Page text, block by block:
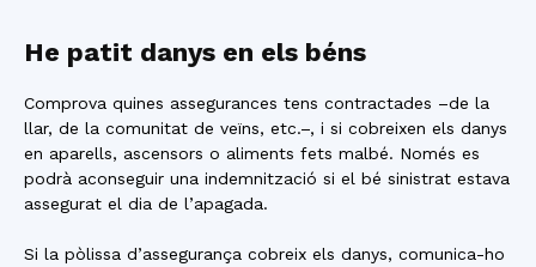
He patit danys en els béns
Comprova quines assegurances tens contractades –de la
llar, de la comunitat de veïns, etc.–, i si cobreixen els danys
en aparells, ascensors o aliments fets malbé. Només es
podrà aconseguir una indemnització si el bé sinistrat estava
assegurat el dia de l’apagada.
Si la pòlissa d’assegurança cobreix els danys, comunica-ho